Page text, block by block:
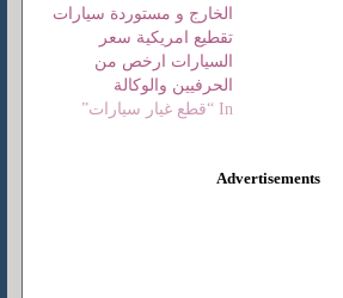
الخارج و مستوردة سيارات
تقطيع امريكية سعر
السيارات ارخص من
الحرفيين والوكالة
In “قطع غيار سيارات”
Advertisements